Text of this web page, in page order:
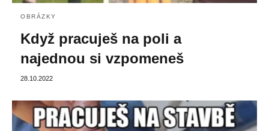
OBRÁZKY
Když pracuješ na poli a
najednou si vzpomeneš
28.10.2022